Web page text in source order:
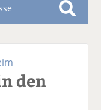
S
den